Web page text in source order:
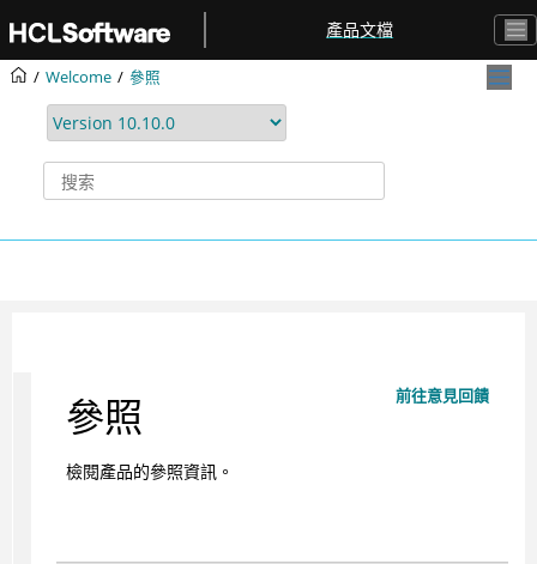
產品文檔
Welcome 參照
前往意見回饋
參照
檢閱產品的參照資訊。